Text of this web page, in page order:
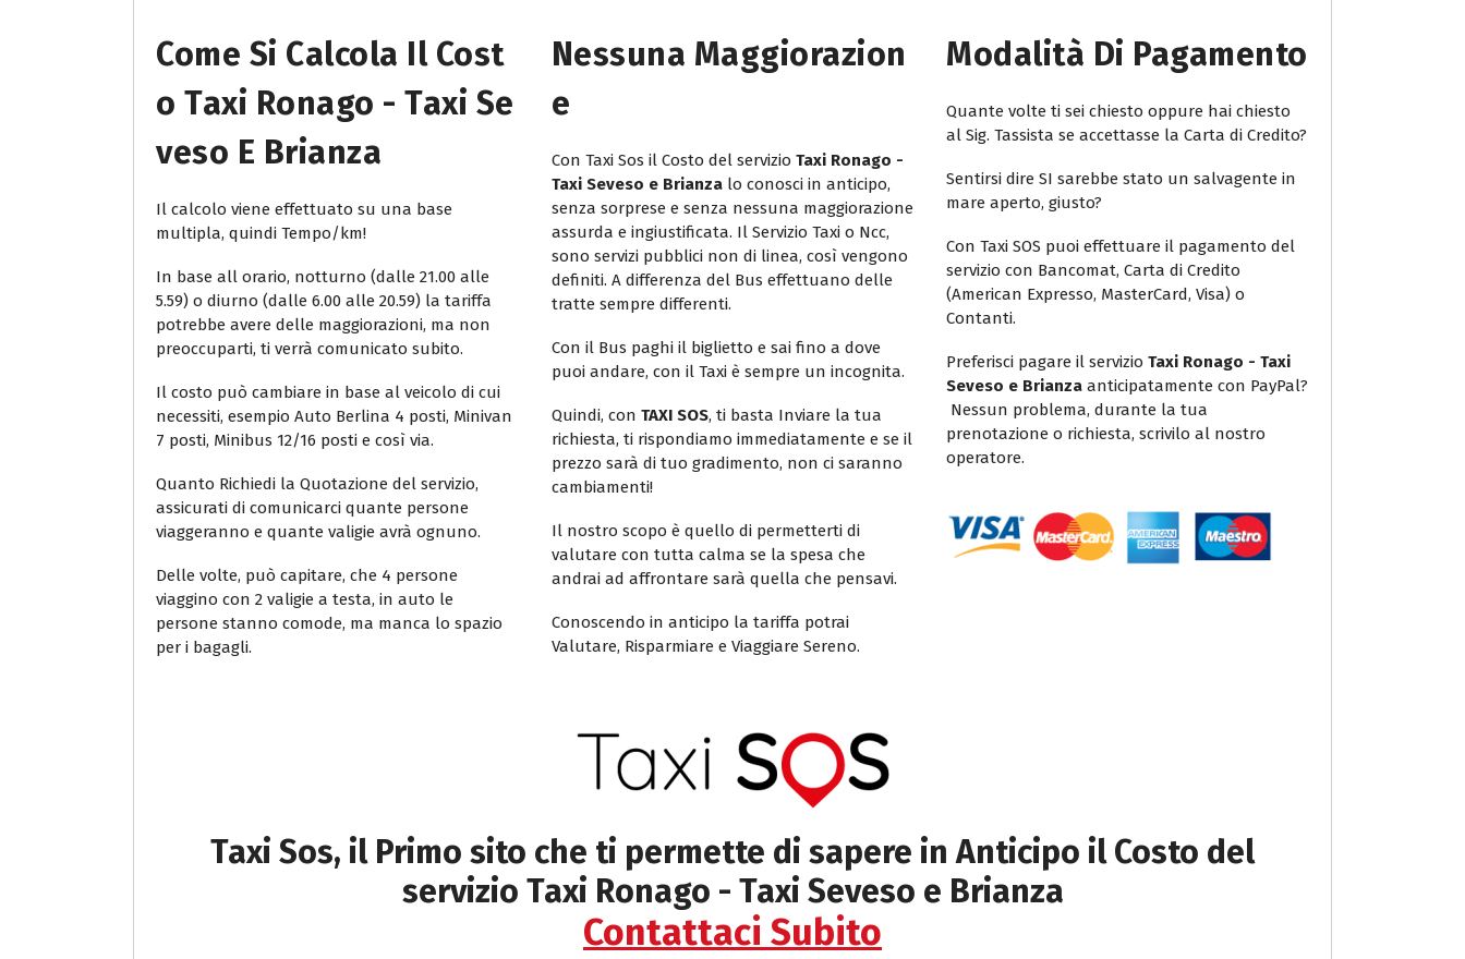
Come Si Calcola Il Cost
O Taxi Ronago - Taxi Se
Veso E Brianza
Il calcolo viene effettuato su una base
multipla, quindi Tempo/km!
In base all orario, notturno (dalle 21.00 alle
5.59) o diurno (dalle 6.00 alle 20.59) la tariffa
potrebbe avere delle maggiorazioni, ma non
preoccuparti, ti verrà comunicato subito.
Il costo può cambiare in base al veicolo di cui
necessiti, esempio Auto Berlina 4 posti, Minivan
7 posti, Minibus 12/16 posti e così via.
Quanto Richiedi la Quotazione del servizio,
assicurati di comunicarci quante persone
viaggeranno e quante valigie avrà ognuno.
Delle volte, può capitare, che 4 persone
viaggino con 2 valigie a testa, in auto le
persone stanno comode, ma manca lo spazio
per i bagagli.
Nessuna Maggiorazion
E
Con Taxi Sos il Costo del servizio Taxi Ronago -
Taxi Seveso e Brianza lo conosci in anticipo,
senza sorprese e senza nessuna maggiorazione
assurda e ingiustificata. Il Servizio Taxi o Ncc,
sono servizi pubblici non di linea, così vengono
definiti. A differenza del Bus effettuano delle
tratte sempre differenti.
Con il Bus paghi il biglietto e sai fino a dove
puoi andare, con il Taxi è sempre un incognita.
Quindi, con TAXI SOS, ti basta Inviare la tua
richiesta, ti rispondiamo immediatamente e se il
prezzo sarà di tuo gradimento, non ci saranno
cambiamenti!
Il nostro scopo è quello di permetterti di
valutare con tutta calma se la spesa che
andrai ad affrontare sarà quella che pensavi.
Conoscendo in anticipo la tariffa potrai
Valutare, Risparmiare e Viaggiare Sereno.
Modalità Di Pagamento
Quante volte ti sei chiesto oppure hai chiesto
al Sig. Tassista se accettasse la Carta di Credito?
Sentirsi dire SI sarebbe stato un salvagente in
mare aperto, giusto?
Con Taxi SOS puoi effettuare il pagamento del
servizio con Bancomat, Carta di Credito
(American Expresso, MasterCard, Visa) o
Contanti.
Preferisci pagare il servizioTaxi Ronago - Taxi
Seveso e Brianza anticipatamente con PayPal?
Nessun problema, durante la tua
prenotazione o richiesta, scrivilo al nostro
operatore.
Taxi Sos, il Primo sito che ti permette di sapere in Anticipo ilCosto del
servizio Taxi Ronago - Taxi Seveso e Brianza
Contattaci Subito